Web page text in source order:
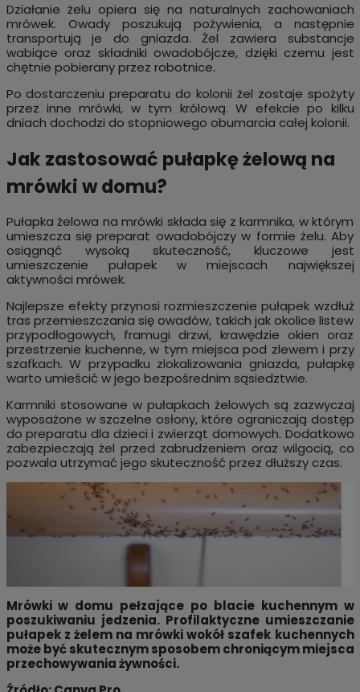
Działanie żelu opiera się na naturalnych zachowaniach
mrówek. Owady poszukują pożywienia, a następnie
transportują je do gniazda. Żel zawiera substancje
wabiące oraz składniki owadobójcze, dzięki czemu jest
chętnie pobierany przez robotnice.
Po dostarczeniu preparatu do kolonii żel zostaje spożyty
przez inne mrówki, w tym królową. W efekcie po kilku
dniach dochodzi do stopniowego obumarcia całej kolonii.
Jak zastosować pułapkę żelową na
mrówki w domu?
Pułapka żelowa na mrówki składa się z karmnika, w którym
umieszcza się preparat owadobójczy w formie żelu. Aby
osiągnąć wysoką skuteczność, kluczowe jest
umieszczenie pułapek w miejscach największej
aktywności mrówek.
Najlepsze efekty przynosi rozmieszczenie pułapek wzdłuż
tras przemieszczania się owadów, takich jak okolice listew
przypodłogowych, framugi drzwi, krawędzie okien oraz
przestrzenie kuchenne, w tym miejsca pod zlewem i przy
szafkach. W przypadku zlokalizowania gniazda, pułapkę
warto umieścić w jego bezpośrednim sąsiedztwie.
Karmniki stosowane w pułapkach żelowych są zazwyczaj
wyposażone w szczelne osłony, które ograniczają dostęp
do preparatu dla dzieci i zwierząt domowych. Dodatkowo
zabezpieczają żel przed zabrudzeniem oraz wilgocią, co
pozwala utrzymać jego skuteczność przez dłuższy czas.
Mrówki w domu pełzające po blacie kuchennym w
poszukiwaniu jedzenia. Profilaktyczne umieszczanie
pułapek z żelem na mrówki wokół szafek kuchennych
może być skutecznym sposobem chroniącym miejsca
przechowywania żywności.